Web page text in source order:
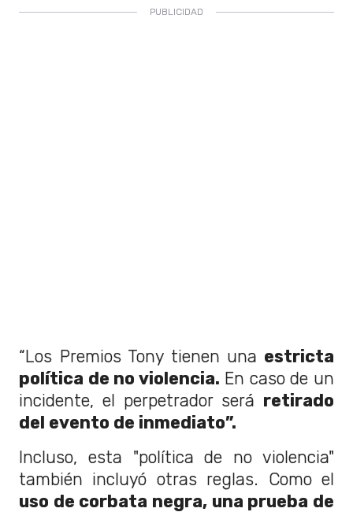
“Los Premios Tony tienen una estricta
política de no violencia. En caso de un
incidente, el perpetrador será retirado
del evento de inmediato”.
Incluso, esta "política de no violencia"
también incluyó otras reglas. Como el
uso de corbata negra, una prueba de